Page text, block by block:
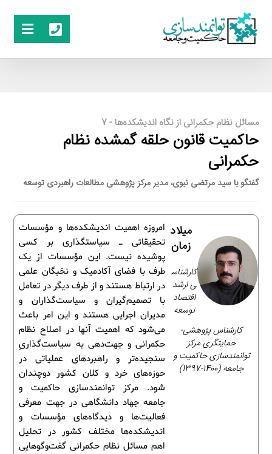
مسائل نظام حکمرانی از نگاه اندیشکده‌ها - 7
حاکمیت قانون حلقه گمشده نظام
حکمرانی
گفتگو با سید مرتضی نبوی، مدیر مرکز پژوهشی مطالعات راهبردی توسعه
امروزه اهمیت اندیشکده‌ها و مؤسسات
تحقیقاتی ـ سیاستگذاری بر کسی
پوشیده نیست. این مؤسسات از یک
طرف با فضای آکادمیک و نخبگان علمی
در ارتباط هستند و از طرف دیگر در تعامل
با تصمیم‌گیران و سیاست‌گذاران و
مدیران اجرایی هستند و این امر باعث
می‌شود که اهمیت آنها در اصلاح نظام
حکمرانی و جهت‌دهی به سیاست‌گذاریِ
سنجیده‌تر و راهبردهای عملیاتی در
حوزه‌های خرد و کلان کشور دوچندان
شود. مرکز توانمندسازی حاکمیت و
جامعه جهاد دانشگاهی در جهت معرفی
فعالیت‌ها و دیدگاه‌های مؤسسات و
اندیشکده‌ها مختلف کشور در تحلیل
اهم مسائل نظام حکمرانی گفت‌وگوهایی
میلاد
زمان
کارشناس
ی ارشد
اقتصاد
توسعه
کارشناس پژوهشی-
حمایتگری مرکز
توانمندسازی حاکمیت و
جامعه (1400-1397)